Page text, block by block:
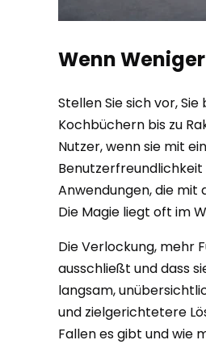
Wenn
Stellen Sie sich vor,
Kochbüchern bis zu
Nutzer, wenn sie mit
Anwendungen, die
Die Magie liegt oft im
Die Verlockung, mehr
ausschließt und dass
langsam,
und zielgerichtetere
Fallen es gibt und wie